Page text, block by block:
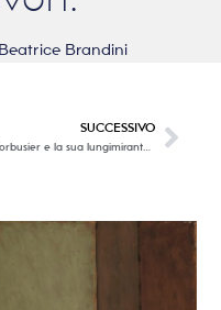
Beatrice Brandini
SUCCESSIVO
Le Corbusier e la sua lungimirante architettura a misura d’uomo